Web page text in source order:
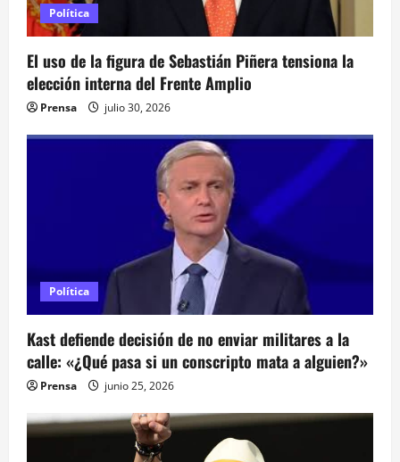
e
n
t
r
s
Política
El uso de la figura de Sebastián Piñera tensiona la
elección interna del Frente Amplio
Prensa julio 30, 2026
Política
Kast defiende decisión de no enviar militares a la
calle: «¿Qué pasa si un conscripto mata a alguien?»
Prensa junio 25, 2026